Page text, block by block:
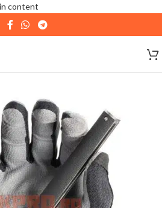
content
|In perioada11 August - 18